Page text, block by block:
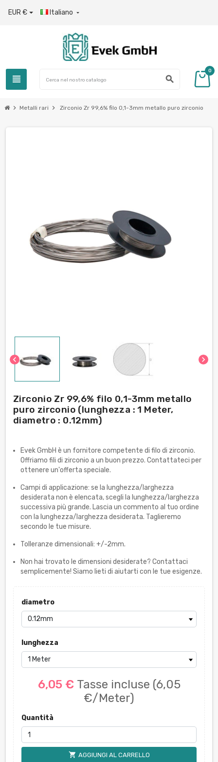
EUR € Italiano 
view_headline search
0
chevron_right Metalli rari chevron_right Zirconio Zr 99,6% filo 0,1-3mm metallo puro zirconio
chevron_left chevron_right
Zirconio Zr 99,6% filo 0,1-3mm metallo
puro zirconio (lunghezza : 1 Meter,
diametro : 0.12mm)
Evek GmbH è un fornitore competente di filo di zirconio.
Offriamo fili di zirconio a un buon prezzo. Contattateci per
ottenere un'offerta speciale.
Campi di applicazione: se la lunghezza/larghezza
desiderata non è elencata, scegli la lunghezza/larghezza
successiva più grande. Lascia un commento al tuo ordine
con la lunghezza/larghezza desiderata. Taglieremo
secondo le tue misure.
Tolleranze dimensionali: +/-2mm.
Non hai trovato le dimensioni desiderate? Contattaci
semplicemente! Siamo lieti di aiutarti con le tue esigenze.
diametro
lunghezza
6,05 € Tasse incluse (6,05
€/Meter)
Quantità
shopping_cart AGGIUNGI AL CARRELLO